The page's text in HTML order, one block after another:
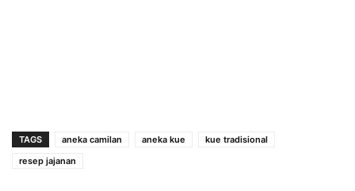
TAGS aneka camilan aneka kue
kue tradisional
resep jajanan